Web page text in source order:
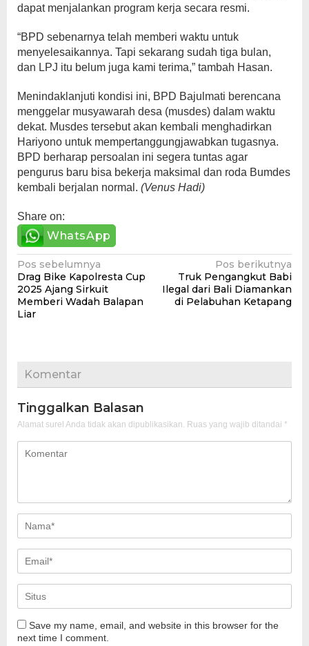
dapat menjalankan program kerja secara resmi.
“BPD sebenarnya telah memberi waktu untuk
menyelesaikannya. Tapi sekarang sudah tiga bulan,
dan LPJ itu belum juga kami terima,” tambah Hasan.
Menindaklanjuti kondisi ini, BPD Bajulmati berencana
menggelar musyawarah desa (musdes) dalam waktu
dekat. Musdes tersebut akan kembali menghadirkan
Hariyono untuk mempertanggungjawabkan tugasnya.
BPD berharap persoalan ini segera tuntas agar
pengurus baru bisa bekerja maksimal dan roda Bumdes
kembali berjalan normal. (Venus Hadi)
Share on:
WhatsApp
Navigasi
pos
Pos sebelumnya
Drag Bike Kapolresta Cup
2025 Ajang Sirkuit
Memberi Wadah Balapan
Liar
Pos berikutnya
Truk Pengangkut Babi
Ilegal dari Bali Diamankan
di Pelabuhan Ketapang
Komentar
Tinggalkan Balasan
Alamat surel Anda tidak akan dipublikasikan. Ruas yang wajib ditandai *
Save my name, email, and website in this browser for the
next time I comment.